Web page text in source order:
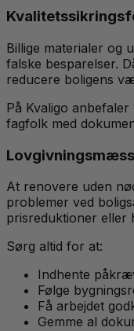
Billige materialer og
falske besparelser.
reducere boligens
På Kvaligo
fagfolk med
At renovere uden
problemer ved
prisreduktioner eller
Sørg altid for at:
Indhente
Følge
Få arbejdet
Gemme al